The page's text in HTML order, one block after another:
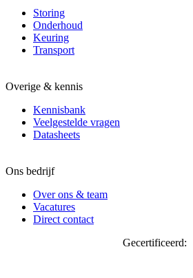
Storing
Onderhoud
Keuring
Transport
Overige & kennis
Kennisbank
Veelgestelde vragen
Datasheets
Ons bedrijf
Over ons & team
Vacatures
Direct contact
Gecertificeerd: